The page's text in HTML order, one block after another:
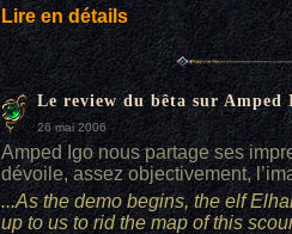
Lire en détails
Le review du bêta sur Amped
26 mai 2006
Amped Igo nous partage ses
dévoile, assez objectivement,
...As the demo begins, the elf
up to us to rid the map of this